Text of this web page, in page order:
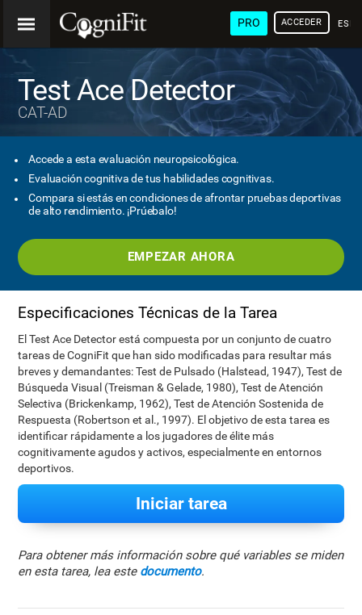
PRO ACCEDER
Test Ace Detector
CAT-AD
Accede a esta evaluación neuropsicológica.
Evaluación cognitiva de tus habilidades cognitivas.
Compara si estás en condiciones de afrontar pruebas deportivas
de alto rendimiento. ¡Prúebalo!
EMPEZAR AHORA
Especificaciones Técnicas de la Tarea
El Test Ace Detector está compuesta por un conjunto de cuatro
tareas de CogniFit que han sido modificadas para resultar más
breves y demandantes: Test de Pulsado (Halstead, 1947), Test de
Búsqueda Visual (Treisman & Gelade, 1980), Test de Atención
Selectiva (Brickenkamp, 1962), Test de Atención Sostenida de
Respuesta (Robertson et al., 1997). El objetivo de esta tarea es
identificar rápidamente a los jugadores de élite más
cognitivamente agudos y activos, especialmente en entornos
deportivos.
Iniciar tarea
Para obtener más información sobre qué variables se miden
en esta tarea, lea este documento.